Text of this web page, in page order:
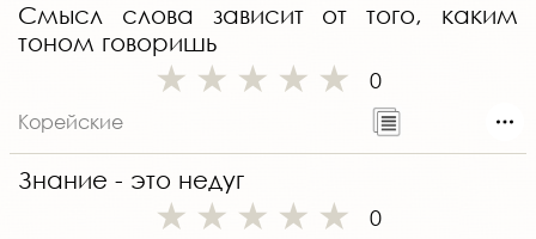
Смысл слова зависит от того, каким
тоном говоришь
0
Корейские
Знание - это недуг
0